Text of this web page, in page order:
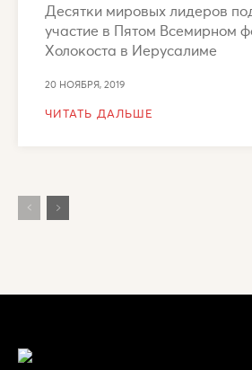
Десятки мировых лидеров
участие в Пятом Всемирном
Холокоста в Иерусалиме
20 НОЯБРЯ, 2019
ЧИТАТЬ ДАЛЬШЕ